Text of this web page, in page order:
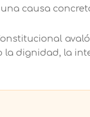
causa
la dignidad, la